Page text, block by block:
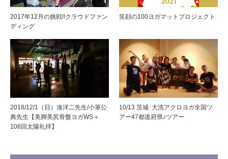
2017年12月の挑戦!!クラウドファン
ディング
笑顔の100ヨガマットプロジェクト
2018/12/1（日）湊洋二先生/小筆公
典先生【美脚美尻骨盤ヨガWS＋
108回太陽礼拝】
10/13 茨城･大洗アクロヨガ全国ツ
アー47都道府県♪ツアー